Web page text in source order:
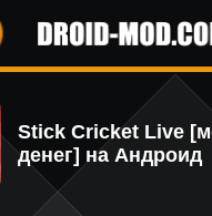
Stick Cricket Live
денег] на Андроид